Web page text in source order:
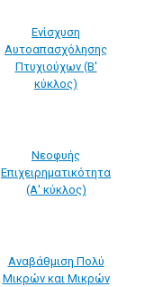
Ενίσχυση
Αυτοαπασχόλησης
Πτυχιούχων (Β'
κύκλος)
Νεοφυής
Επιχειρηματικότητα
(Α' κύκλος)
Αναβάθμιση Πολύ
Μικρών και Μικρών